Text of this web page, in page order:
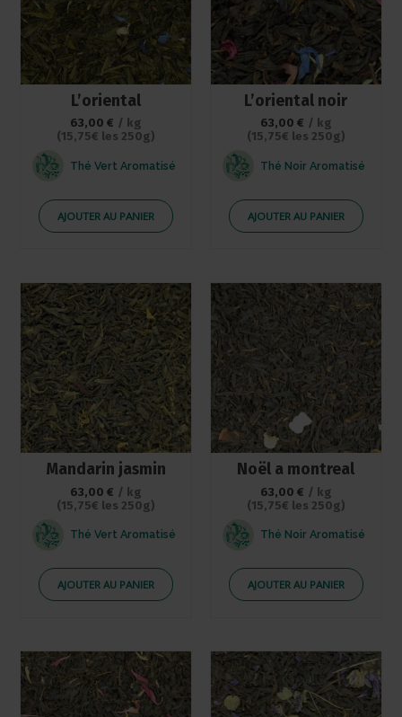
L’oriental
63,00€ / kg
(15,75€ les 250g)
Thé Vert Aromatisé
AJOUTER AU PANIER
L’oriental noir
63,00 € / kg
(15,75€ les 250g)
Thé Noir Aromatisé
AJOUTER AU PANIER
Mandarin jasmin
63,00€ / kg
(15,75€ les 250g)
Thé Vert Aromatisé
AJOUTER AU PANIER
Noël a montreal
63,00 € / kg
(15,75€ les 250g)
Thé Noir Aromatisé
AJOUTER AU PANIER